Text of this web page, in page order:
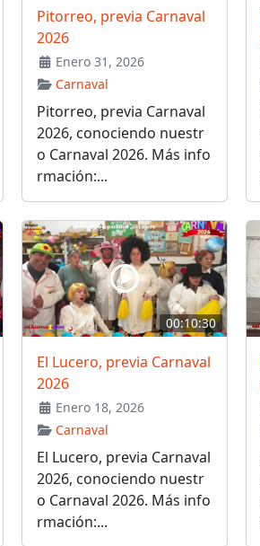
Pitorreo, previa Carnaval
2026
Enero 31, 2026
Carnaval
Pitorreo, previa Carnaval
2026, conociendo nuestr
o Carnaval 2026. Más info
rmación:...
00:10:30
El Lucero, previa Carnaval
2026
Enero 18, 2026
Carnaval
El Lucero, previa Carnaval
2026, conociendo nuestr
o Carnaval 2026. Más info
rmación:...